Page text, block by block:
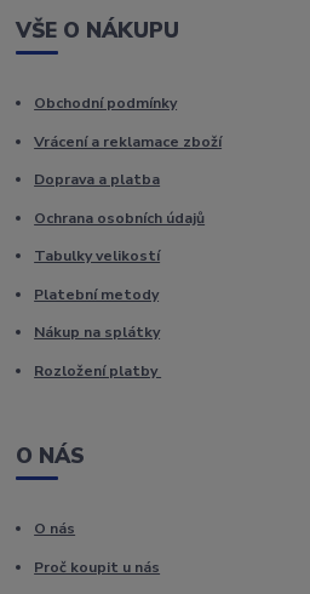
VŠE O NÁKUPU
Obchodní podmínky
Vrácení a reklamace zboží
Doprava a platba
Ochrana osobních údajů
Tabulky velikostí
Platební metody
Nákup na splátky
Rozložení platby
O NÁS
O nás
Proč koupit u nás